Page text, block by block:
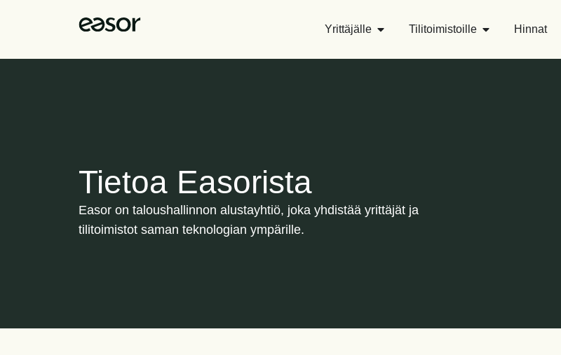
Yrittäjälle Tilitoimistoille Hinnat
Tietoa Easorista​
Easor on taloushallinnon alustayhtiö, joka yhdistää yrittäjät ja
tilitoimistot saman teknologian ympärille.